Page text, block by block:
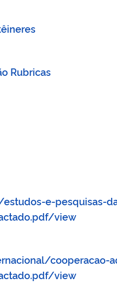
Rubricas
e-pesquisas-
view
cooperacao-
view